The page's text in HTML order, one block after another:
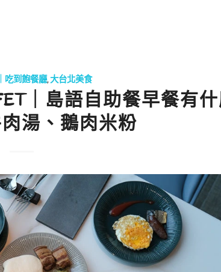
吃到飽餐廳,大台北美食
｜島語自助餐早餐有什
湯、鵝肉米粉